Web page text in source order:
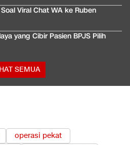
Viral Chat WA ke Ruben
yang Cibir Pasien BPJS Pilih
SEMUA
operasi pekat